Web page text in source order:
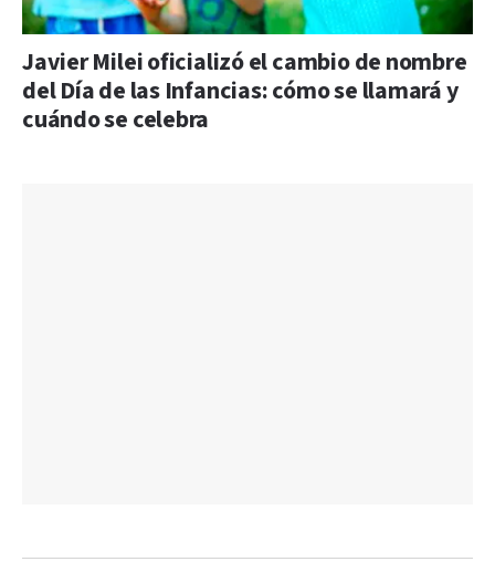
Javier Milei oficializó el cambio de nombre
del Día de las Infancias: cómo se llamará y
cuándo se celebra